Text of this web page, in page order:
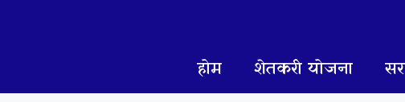
होम शेतकरी योजना